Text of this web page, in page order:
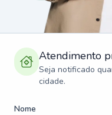
Atendimento
Seja notificado
cidade.
Nome